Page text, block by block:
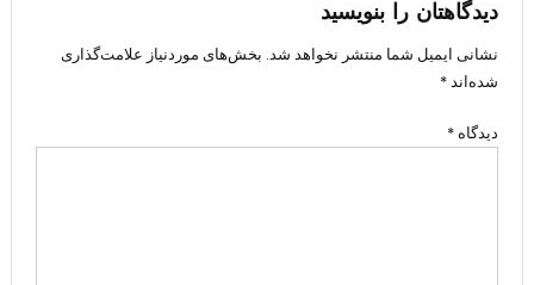
دیدگاهتان را بنویسید
نشانی ایمیل شما منتشر نخواهد شد. بخش‌های موردنیاز علامت‌گذاری
شده‌اند*
دیدگاه *